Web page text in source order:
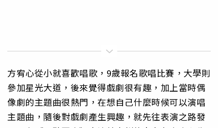
方宥心從小就喜歡唱歌，9歲報名歌唱比賽，大學則
參加星光大道，後來覺得戲劇很有趣，加上當時偶
像劇的主題曲很熱門，在想自己什麼時候可以演唱
主題曲，隨後對戲劇產生興趣，就先往表演之路發